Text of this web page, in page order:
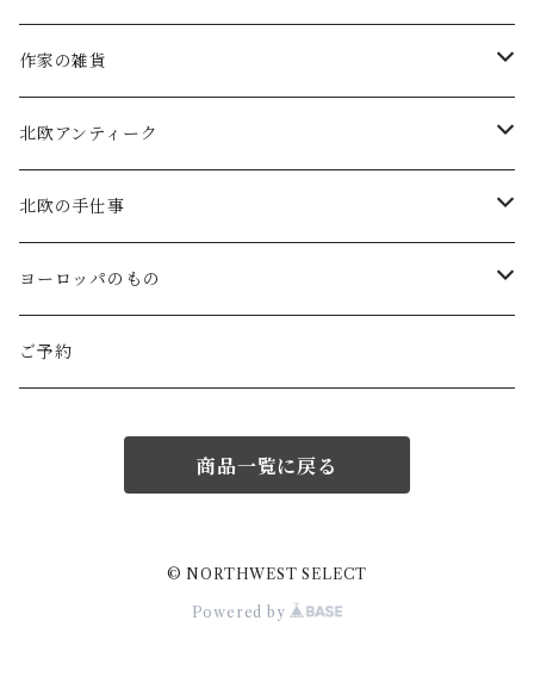
atelier naruse (ﾌｫｰﾏﾙ)
MAGALI
Gauze#
ROBE de PEAU
LABORATORY
Atelier d'antan (ｳｪｱ)
Atelier d'antan (ｱｸｾｻﾘｰ)
小鹿田焼の器
中川紀夫(器)
斉藤幸代（器）
icura(木工）
でく工房(ガラス)
コーヒーの道具
鳥越の竹細工(岩手)
わら細工たくぼ(宮崎)
南部鉄器(岩手)
佐渡の釜敷(新潟)
ガラスの保存瓶
工房アイザワ(新潟)
作家の雑貨
habotan
幸生窯
kitona(木製ﾌﾞﾛｰﾁ)
edge(革ﾌﾞﾛｰﾁ)
ninon(白樺ﾌﾞﾛｰﾁ)
北欧アンティーク
ARABIA・iittala
グラスウェア
Kronjyden/B&G
Rorstrand・Gefle
北欧の手仕事
白樺の雑貨
白樺のオーナメント
ラトビアの民芸品
ヨーロッパのもの
スウェーデン
Coltello (ｶﾄﾗﾘｰ)
Bjorklund (ｹｰｷｻｰﾊﾞｰ)
Creamore Mill (木製品)
ご予約
商品一覧に戻る
© NORTHWEST SELECT
Powered by